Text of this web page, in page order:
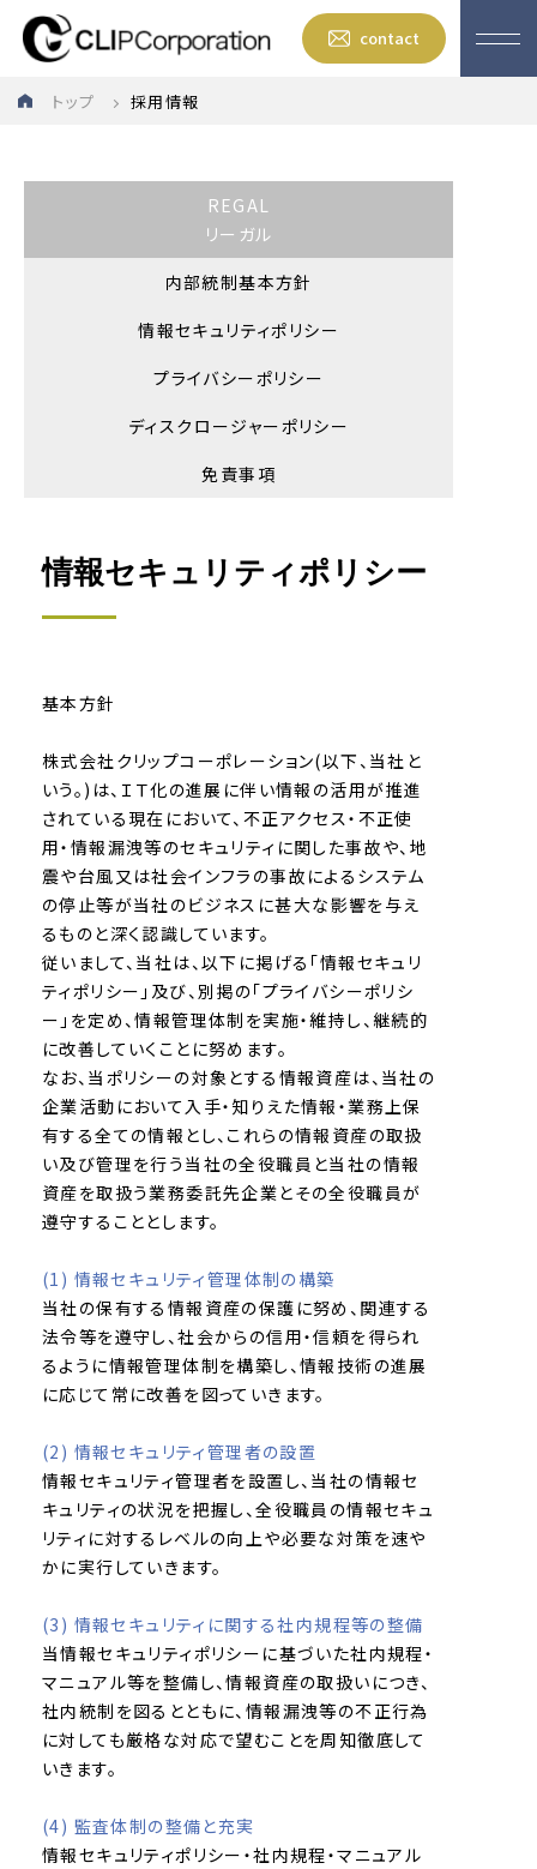
contact
トップ 採用情報
REGAL
リーガル
内部統制基本方針
情報セキュリティポリシー
プライバシーポリシー
ディスクロージャーポリシー
免責事項
情報セキュリティポリシー
基本方針
株式会社クリップコーポレーション(以下、当社と
いう。)は、ＩＴ化の進展に伴い情報の活用が推進
されている現在において、不正アクセス・不正使
用・情報漏洩等のセキュリティに関した事故や、地
震や台風又は社会インフラの事故によるシステム
の停止等が当社のビジネスに甚大な影響を与え
るものと深く認識しています。
従いまして、当社は、以下に掲げる「情報セキュリ
ティポリシー」及び、別掲の「プライバシーポリシ
ー」を定め、情報管理体制を実施・維持し、継続的
に改善していくことに努めます。
なお、当ポリシーの対象とする情報資産は、当社の
企業活動において入手・知りえた情報・業務上保
有する全ての情報とし、これらの情報資産の取扱
い及び管理を行う当社の全役職員と当社の情報
資産を取扱う業務委託先企業とその全役職員が
遵守することとします。
(1) 情報セキュリティ管理体制の構築
当社の保有する情報資産の保護に努め、関連する
法令等を遵守し、社会からの信用・信頼を得られ
るように情報管理体制を構築し、情報技術の進展
に応じて常に改善を図っていきます。
(2) 情報セキュリティ管理者の設置
情報セキュリティ管理者を設置し、当社の情報セ
キュリティの状況を把握し、全役職員の情報セキュ
リティに対するレベルの向上や必要な対策を速や
かに実行していきます。
(3) 情報セキュリティに関する社内規程等の整備
当情報セキュリティポリシーに基づいた社内規程・
マニュアル等を整備し、情報資産の取扱いにつき、
社内統制を図るとともに、情報漏洩等の不正行為
に対しても厳格な対応で望むことを周知徹底して
いきます。
(4) 監査体制の整備と充実
情報セキュリティポリシー・社内規程・マニュアル